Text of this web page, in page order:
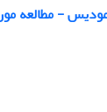
مودیس - مطالعه